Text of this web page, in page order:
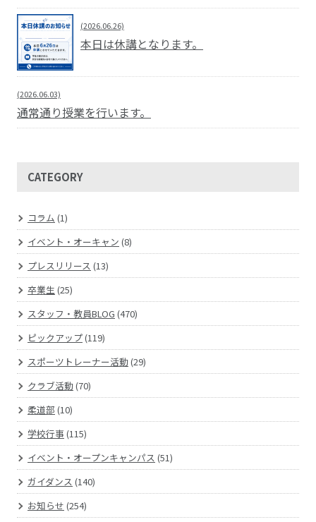
(2026.06.26)
本日は休講となります。
(2026.06.03)
通常通り授業を行います。
CATEGORY
コラム (1)
イベント・オーキャン (8)
プレスリリース (13)
卒業生(25)
スタッフ・教員BLOG (470)
ピックアップ(119)
スポーツトレーナー活動(29)
クラブ活動(70)
柔道部 (10)
学校行事(115)
イベント・オープンキャンパス (51)
ガイダンス (140)
お知らせ (254)